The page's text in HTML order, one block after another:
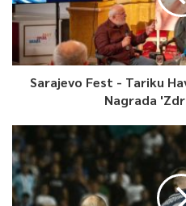
0
Article
Sarajevo Fest - Tariku
Nagrada